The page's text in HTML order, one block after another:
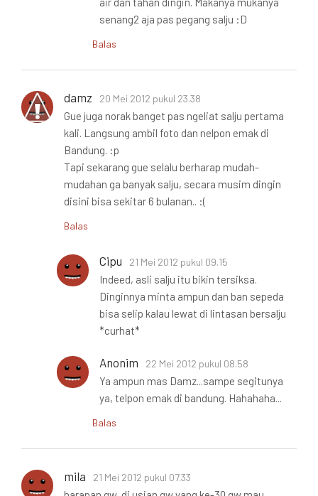
senang2 aja pas pegang salju :D
Balas
damz 20 Mei 2012 pukul 23.38
Gue juga norak banget pas ngeliat salju pertama
kali. Langsung ambil foto dan nelpon emak di
Bandung. :p
Tapi sekarang gue selalu berharap mudah-
mudahan ga banyak salju, secara musim dingin
disini bisa sekitar 6 bulanan.. :(
Balas
Cipu 21 Mei 2012 pukul 09.15
Indeed, asli salju itu bikin tersiksa.
Dinginnya minta ampun dan ban sepeda
bisa selip kalau lewat di lintasan bersalju
*curhat*
Anonim 22 Mei 2012 pukul 08.58
Ya ampun mas Damz...sampe segitunya
ya, telpon emak di bandung. Hahahaha...
Balas
mila 21 Mei 2012 pukul 07.33